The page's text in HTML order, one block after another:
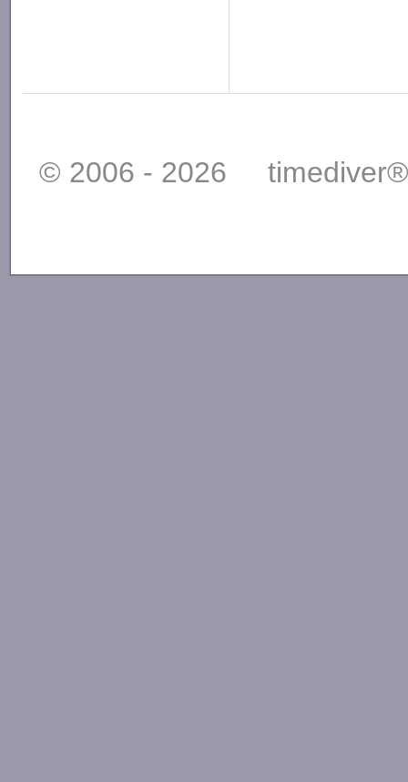
© 2006 - 2026